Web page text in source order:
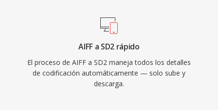
AIFF a SD2 rápido
El proceso de AIFF a SD2 maneja todos los detalles
de codificación automáticamente — solo sube y
descarga.